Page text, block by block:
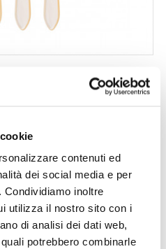
contenuti ed
dei social media e per
inoltre
utilizza il nostro sito con i
di analisi dei dati web,
potrebbero combinarle
519,00 €